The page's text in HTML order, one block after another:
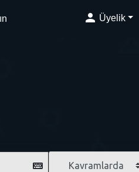
Üyelik
Kavramlarda